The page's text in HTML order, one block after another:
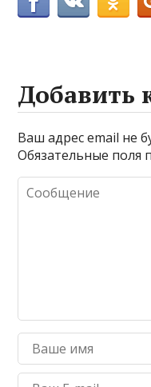
Добавить
Ваш адрес email не
Обязательные поля